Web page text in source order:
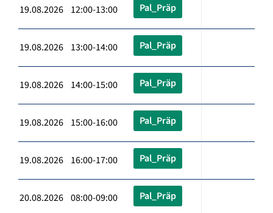
19.08.2026 12:00-13:00 Pal_Präp
19.08.2026 13:00-14:00 Pal_Präp
19.08.2026 14:00-15:00 Pal_Präp
19.08.2026 15:00-16:00 Pal_Präp
19.08.2026 16:00-17:00 Pal_Präp
20.08.2026 08:00-09:00 Pal_Präp